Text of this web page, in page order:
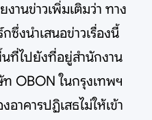
านข่าวเพิ่มเติมว่า ทาง
ซึ่งนำเสนอข่าวเรื่องนี้
นที่ไปยังที่อยู่สำนักงาน
OBON ในกรุงเทพฯ
าคารปฏิเสธไม่ให้เข้า